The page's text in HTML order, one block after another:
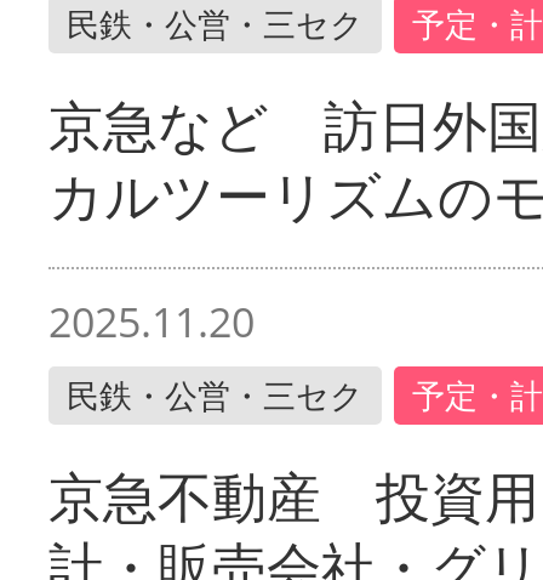
民鉄・公営・三セク 予定・
京急など 訪日外
カルツーリズムの
2025.11.20
民鉄・公営・三セク 予定・
京急不動産 投資